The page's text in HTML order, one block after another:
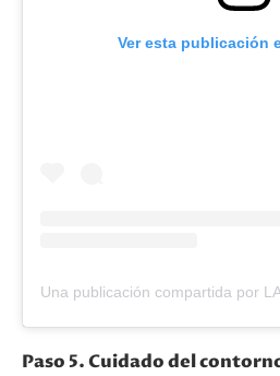
Ver esta publicación
Paso 5. Cuidado del